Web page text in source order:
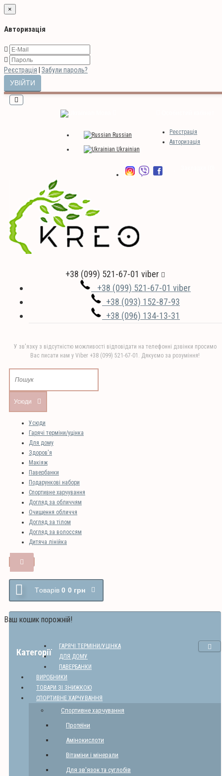
×
Авторизація
Реєстрація Забули пароль?
Реєстрація
Авторизація
Russian
Ukrainian
+38 (099) 521-67-01 viber
+38 (099) 521-67-01 viber
+38 (093) 152-87-93
+38 (096) 134-13-31
У зв'язку з відсутністю можливості відповідати на телефонні дзвінки просимо
Вас писати нам у Viber +38 (099) 521-67-01. Дякуємо за розуміння!
Усюди
Усюди
Гарячі терміни/уцінка
Для дому
Здоров'я
Макіяж
Павербанки
Подарункові набори
Спортивне харчування
Догляд за обличчям
Очищення обличчя
Догляд за тілом
Догляд за волоссям
Дитяча лінійка
Tоварів 0 0 грн
Ваш кошик порожній!
Категорії
ГАРЯЧІ ТЕРМІНИ/УЦІНКА
ДЛЯ ДОМУ
ПАВЕРБАНКИ
ВИРОБНИКИ
ТОВАРИ ЗІ ЗНИЖКОЮ
СПОРТИВНЕ ХАРЧУВАННЯ
Спортивне харчування
Протеїни
Амінокислоти
Вітаміни і мінерали
Для зв'язок та суглобів